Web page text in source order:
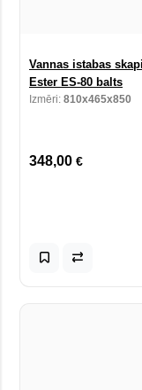
Vannas istabas
Ester ES-80 balts
Izmēri: 810x465x850
348,00 €